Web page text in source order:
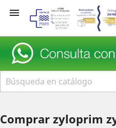

Comprar zyloprim